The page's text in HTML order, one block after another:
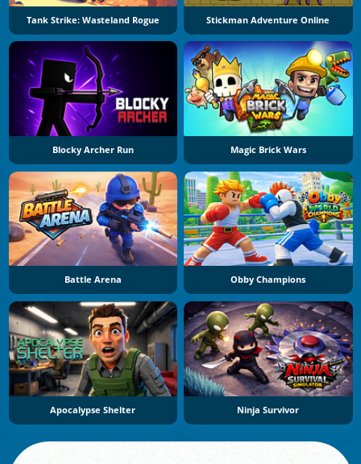
Tank Strike: Wasteland Rogue Stickman Adventure Online
Blocky Archer Run Magic Brick Wars
Battle Arena Obby Champions
Apocalypse Shelter Ninja Survivor